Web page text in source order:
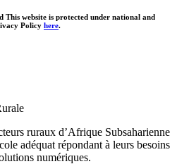
website is protected under national and
Policy here.
ruraux d’Afrique Subsaharienne
adéquat répondant à leurs besoins
numériques.